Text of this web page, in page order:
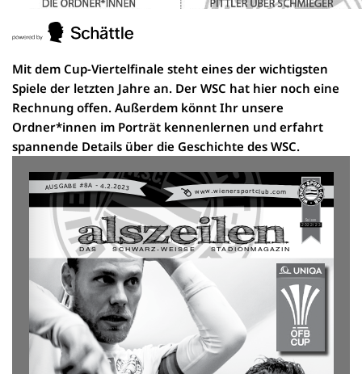
Mit dem Cup-Viertelfinale steht eines der wichtigsten
Spiele der letzten Jahre an. Der WSC hat hier noch eine
Rechnung offen. Außerdem könnt Ihr unsere
Ordner*innen im Porträt kennenlernen und erfahrt
spannende Details über die Geschichte des WSC.